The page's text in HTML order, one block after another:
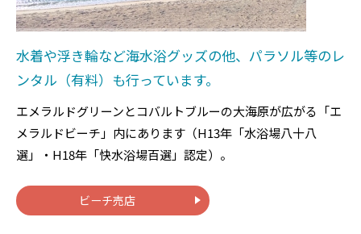
水着や浮き輪など海水浴グッズの他、パラソル等のレ
ンタル（有料）も行っています。
エメラルドグリーンとコバルトブルーの大海原が広がる「エ
メラルドビーチ」内にあります（H13年「水浴場八十八
選」・H18年「快水浴場百選」認定）。
ビーチ売店